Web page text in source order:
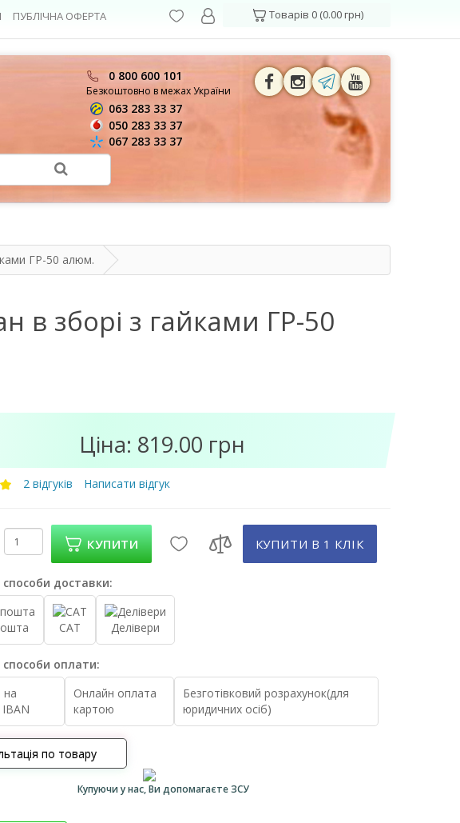
ПУБЛІЧНА ОФЕРТА Товарів 0 (0.00 грн)
0 800 600 101
Безкоштовно в межах України
063 283 33 37
050 283 33 37
067 283 33 37
ГР-50 алюм.
в зборі з гайками ГР-50
Ціна: 819.00 грн
2 відгуків Написати відгук
КУПИТИ КУПИТИ В 1 КЛIК
способи доставки:
САТ Делівери
способи оплати:
на
Онлайн оплата
картою
Безготівковий розрахунок(для
юридичних осіб)
по товару
Купуючи у нас, Ви допомагаєте ЗСУ